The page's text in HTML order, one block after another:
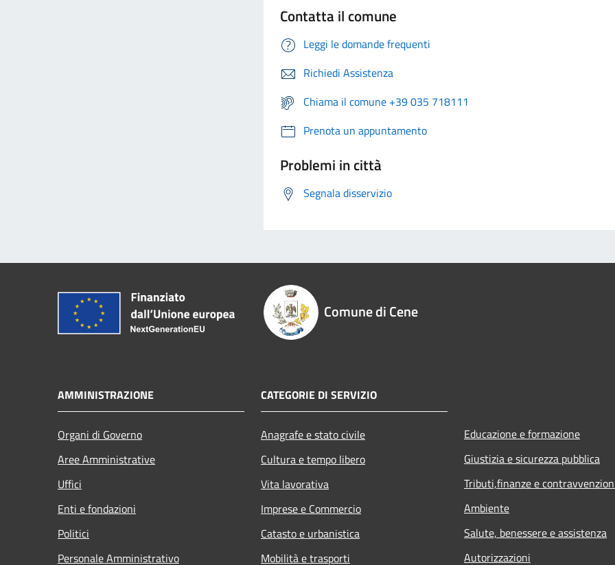
Contatta il comune
Leggi le domande frequenti
Richiedi Assistenza
Chiama il comune +39 035 718111
Prenota un appuntamento
Problemi in città
Segnala disservizio
Comune di Cene
AMMINISTRAZIONE
Organi di Governo
Aree Amministrative
Uffici
Enti e fondazioni
Politici
Personale Amministrativo
CATEGORIE DI SERVIZIO
Anagrafe e stato civile
Cultura e tempo libero
Vita lavorativa
Imprese e Commercio
Catasto e urbanistica
Mobilità e trasporti
Educazione e formazione
Giustizia e sicurezza pubblica
Tributi,finanze e
Ambiente
Salute, benessere e assistenza
Autorizzazioni